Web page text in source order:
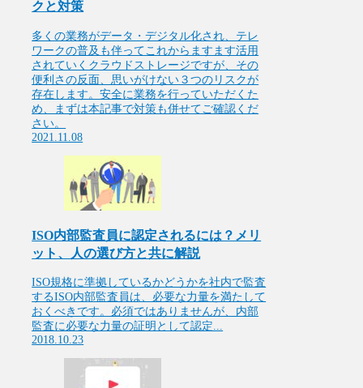
クと対策
多くの業務がデータ・デジタル化され、テレ
ワークの普及も伴ってこれからますます活用
されていくクラウドストレージですが、その
便利さの反面、思いがけない３つのリスクが
存在します。安全に業務を行っていただくた
め、まずは本記事で対策も併せてご確認くだ
さい。
2021.11.08
ISO内部監査員に認定されるには？メリ
ット、人の選び方と共に解説
ISO規格に準拠しているかどうかを社内で監査
するISO内部監査員は、必要な力量を満たして
おくべきです。必須ではありませんが、内部
監査に必要な力量の証明として認定...
2018.10.23